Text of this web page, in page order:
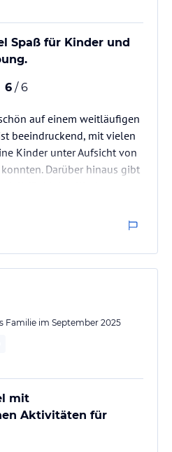
Spaß für Kinder und
6 / 6
auf einem weitläufigen
beeindruckend, mit vielen
Kinder unter Aufsicht von
Darüber hinaus gibt
Attraktionen und
Wasser in den unbeheizten
leider kalt.
Familie im September 2025
mit
Aktivitäten für